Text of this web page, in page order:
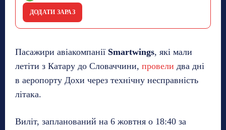
ДОДАТИ ЗАРАЗ
Пасажири авіакомпанії Smartwings, які мали
летіти з Катару до Словаччини, провели два дні
в аеропорту Дохи через технічну несправність
літака.
Виліт, запланований на 6 жовтня о 18:40 за